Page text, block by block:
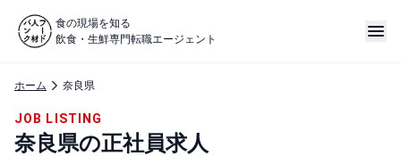
食の現場を知る
飲食・生鮮専門転職エージェント
ホーム 奈良県
JOB LISTING
奈良県の正社員求人